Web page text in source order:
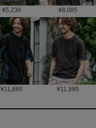
¥5,236 ¥8,085
¥11,880 ¥11,880